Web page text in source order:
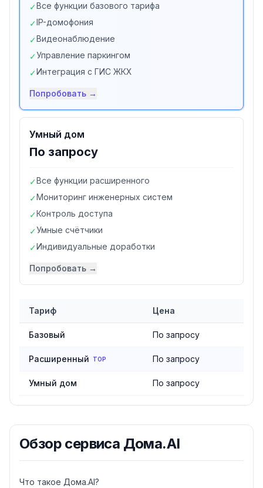
✓Все функции базового тарифа
✓IP-домофония
✓Видеонаблюдение
✓Управление паркингом
✓Интеграция с ГИС ЖКХ
Попробовать →
Умный дом
По запросу
✓Все функции расширенного
✓Мониторинг инженерных систем
✓Контроль доступа
✓Умные счётчики
✓Индивидуальные доработки
Попробовать →
Тариф Цена
Базовый По запросу
Расширенный TOP По запросу
Умный дом По запросу
Обзор сервиса Дома.AI
Что такое Дома.AI?